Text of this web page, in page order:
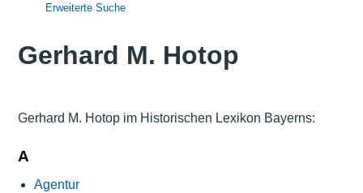
Erweiterte Suche
Gerhard M. Hotop
Gerhard M. Hotop im Historischen Lexikon Bayerns:
A
Agentur